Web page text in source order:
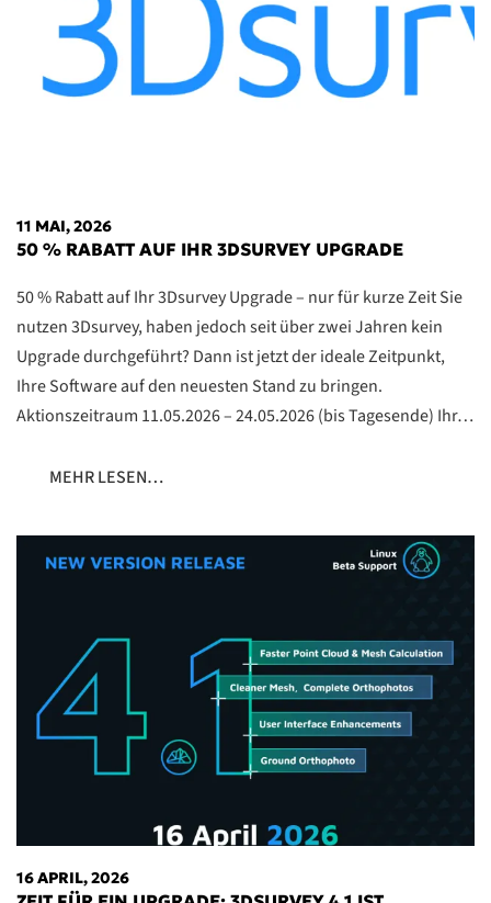
11 MAI, 2026
50 % RABATT AUF IHR 3DSURVEY UPGRADE
50 % Rabatt auf Ihr 3Dsurvey Upgrade – nur für kurze Zeit Sie
nutzen 3Dsurvey, haben jedoch seit über zwei Jahren kein
Upgrade durchgeführt? Dann ist jetzt der ideale Zeitpunkt,
Ihre Software auf den neuesten Stand zu bringen.
Aktionszeitraum 11.05.2026 – 24.05.2026 (bis Tagesende) Ihr…
MEHR LESEN…
16 APRIL, 2026